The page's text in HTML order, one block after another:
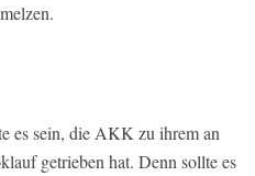
es sein, die AKK zu ihrem an
getrieben hat. Denn sollte es